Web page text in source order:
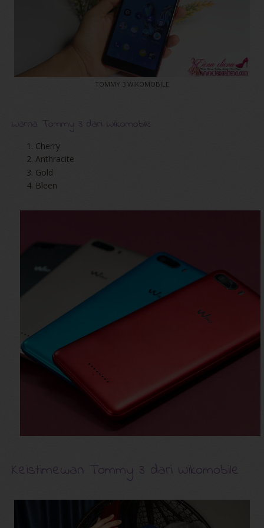
TOMMY 3 WIKOMOBILE
Warna Tommy 3 dari Wikomobile
Cherry
Anthracite
Gold
Bleen
Keistimewan Tommy 3 dari Wikomobile